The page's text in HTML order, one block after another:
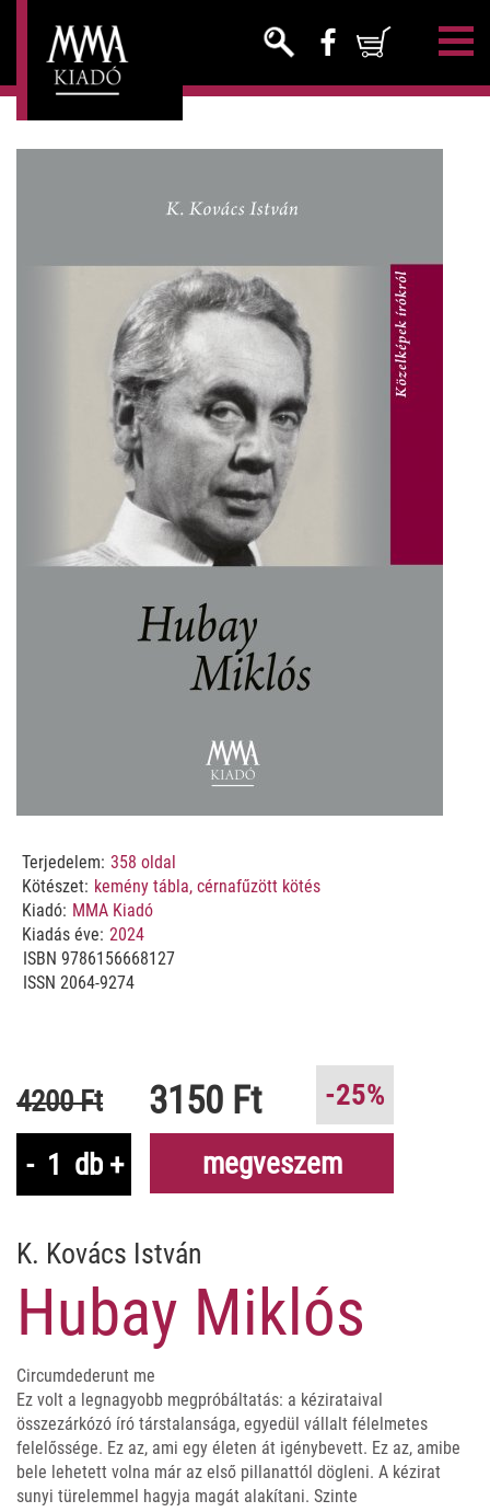
Terjedelem: 358 oldal
Kötészet: kemény tábla, cérnafűzött kötés
Kiadó: MMA Kiadó
Kiadás éve: 2024
ISBN 9786156668127
ISSN 2064-9274
4200 Ft 3150 Ft
-25%
-
db + megveszem
K. Kovács István
Hubay Miklós
Circumdederunt me
Ez volt a legnagyobb megpróbáltatás: a kézirataival
összezárkózó író társtalansága, egyedül vállalt félelmetes
felelőssége. Ez az, ami egy életen át igénybevett. Ez az, amibe
bele lehetett volna már az első pillanattól dögleni. A kézirat
sunyi türelemmel hagyja magát alakítani. Szinte